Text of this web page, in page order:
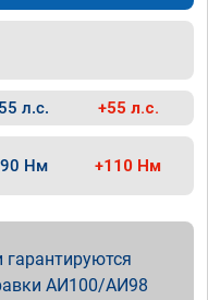
л.с. +55 л.с.
Нм +110 Нм
АИ100/АИ98